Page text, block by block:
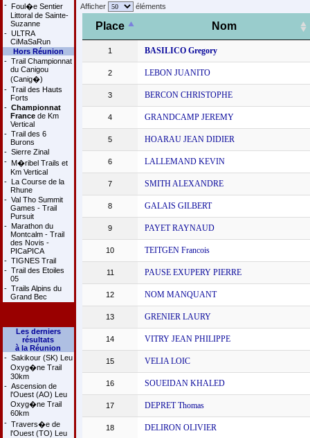
- Foul�e Sentier
Littoral de Sainte-
Suzanne
- ULTRA
CiMaSaRun
Hors Réunion
- Trail Championnat
du Canigou
(Canig�)
- Trail des Hauts
Forts
- Championnat
Francede Km
Vertical
- Trail des 6
Burons
- Sierre Zinal
- M�ribel Trails et
Km Vertical
- La Course de la
Rhune
- Val Tho Summit
Games - Trail
Pursuit
- Marathon du
Montcalm - Trail
des Novis -
PICaPICA
- TIGNES Trail
- Trail des Etoiles
05
- Trails Alpins du
Grand Bec
Les derniers
résultats
à la Réunion
- Sakikour (SK) Leu
Oxyg�ne Trail
30km
- Ascension de
l'Ouest (AO) Leu
Oxyg�ne Trail
60km
- Travers�e de
l'Ouest (TO) Leu
Afficher éléments
Place Nom
1 BASILICO Gregory
2 LEBON JUANITO
3 BERCON CHRISTOPHE
4 GRANDCAMP JEREMY
5 HOARAU JEAN DIDIER
6 LALLEMAND KEVIN
7 SMITH ALEXANDRE
8 GALAIS GILBERT
9 PAYET RAYNAUD
10 TEITGEN Francois
11 PAUSE EXUPERY PIERRE
12 NOM MANQUANT
13 GRENIER LAURY
14 VITRY JEAN PHILIPPE
15 VELIA LOIC
16 SOUEIDAN KHALED
17 DEPRET Thomas
18 DELIRON OLIVIER